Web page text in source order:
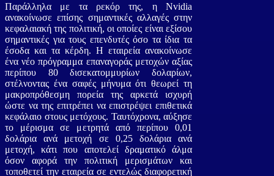
Παράλληλα με τα ρεκόρ της, η Nvidia
ανακοίνωσε επίσης σημαντικές αλλαγές στην
κεφαλαιακή της πολιτική, οι οποίες είναι εξίσου
σημαντικές για τους επενδυτές όσο τα ίδια τα
έσοδα και τα κέρδη. Η εταιρεία ανακοίνωσε
ένα νέο πρόγραμμα επαναγοράς μετοχών αξίας
περίπου 80 δισεκατομμυρίων δολαρίων,
στέλνοντας ένα σαφές μήνυμα ότι θεωρεί τη
μακροπρόθεσμη πορεία της αρκετά ισχυρή
ώστε να της επιτρέπει να επιστρέψει επιθετικά
κεφάλαιο στους μετόχους. Ταυτόχρονα, αύξησε
το μέρισμα σε μετρητά από περίπου 0,01
δολάρια ανά μετοχή σε 0,25 δολάρια ανά
μετοχή, κάτι που αποτελεί δραματικό άλμα
όσον αφορά την πολιτική μερισμάτων και
τοποθετεί την εταιρεία σε εντελώς διαφορετική